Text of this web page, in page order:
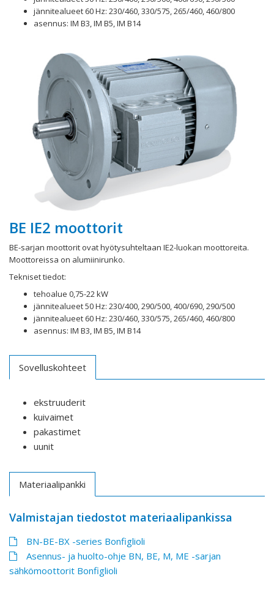
jännitealueet 60 Hz: 230/460, 330/575, 265/460, 460/800
asennus: IM B3, IM B5, IM B14
BE IE2 moottorit
BE-sarjan moottorit ovat hyötysuhteltaan IE2-luokan moottoreita.
Moottoreissa on alumiinirunko.
Tekniset tiedot:
tehoalue 0,75-22 kW
jännitealueet 50 Hz: 230/400, 290/500, 400/690, 290/500
jännitealueet 60 Hz: 230/460, 330/575, 265/460, 460/800
asennus: IM B3, IM B5, IM B14
Sovelluskohteet
ekstruuderit
kuivaimet
pakastimet
uunit
Materiaalipankki
Valmistajan tiedostot materiaalipankissa
BN-BE-BX -series Bonfiglioli
Asennus- ja huolto-ohje BN, BE, M, ME -sarjan
sähkömoottorit Bonfiglioli